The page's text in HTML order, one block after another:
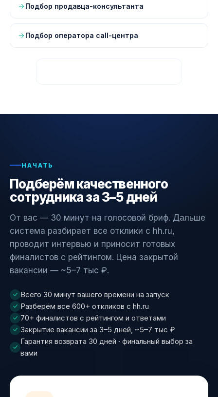
Подбор продавца-консультанта
Подбор оператора call-центра
НАЧАТЬ
Подберём качественного
сотрудника за 3–5 дней
От вас — 30 минут на голосовой бриф. Дальше
система разбирает все отклики с hh.ru,
проводит интервью и приносит готовых
финалистов с рейтингом. Цена закрытой
вакансии — ~5–7 тыс ₽.
Всего 30 минут вашего времени на запуск
Разберём все 600+ откликов с hh.ru
70+ финалистов с рейтингом и ответами
Закрытие вакансии за 3–5 дней, ~5–7 тыс ₽
Гарантия возврата 30 дней · финальный выбор за
вами